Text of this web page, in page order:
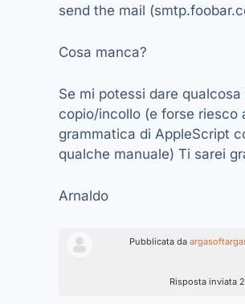
send the mail
Cosa manca?
Se mi potessi dare qualcosa
copio/incollo (e forse riesco
grammatica di AppleScript
qualche manuale) Ti sarei
Arnaldo
Pubblicata da
Risposta inviata